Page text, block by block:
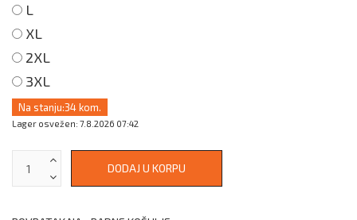
L
XL
2XL
3XL
Na stanju:34 kom.
Lager osvežen: 7.8.2026 07:42